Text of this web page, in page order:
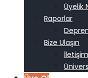
Üyelik
Raporlar
Bize Ulaşın
İletişim